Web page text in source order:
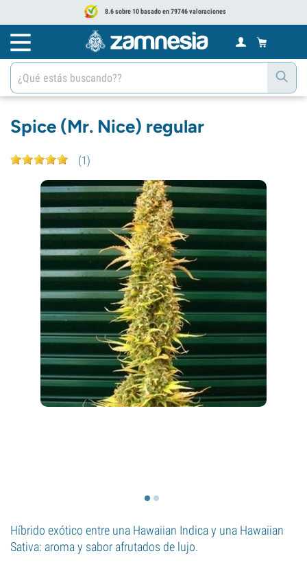
8.6 sobre 10 basado en 79746 valoraciones
Spice (Mr. Nice) regular
(1)
Híbrido exótico entre una Hawaiian Indica y una Hawaiian
Sativa: aroma y sabor afrutados de lujo.